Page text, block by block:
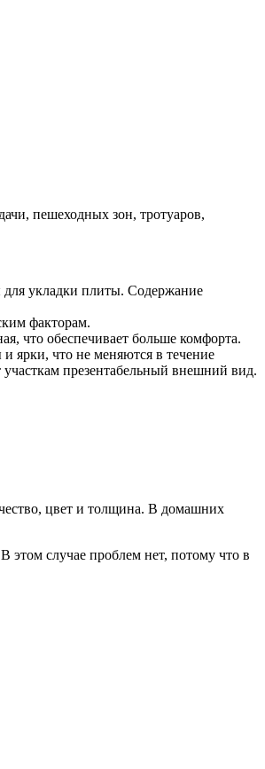
пешеходных зон, тротуаров,
для укладки плиты. Содержание
факторам.
что обеспечивает больше комфорта.
ярки, что не меняются в течение
презентабельный внешний вид.
цвет и толщина. В домашних
этом случае проблем нет, потому что в